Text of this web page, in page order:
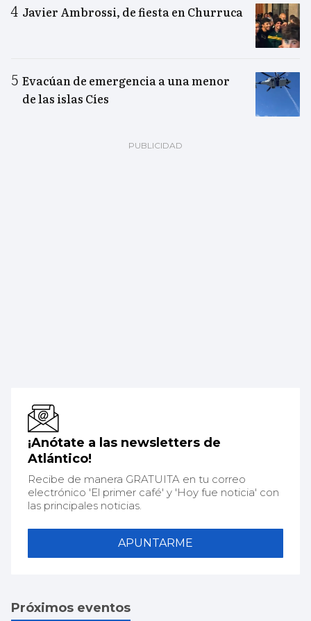
Javier Ambrossi, de fiesta en Churruca
Evacúan de emergencia a una menor
de las islas Cíes
¡Anótate a las newsletters de
Atlántico!
Recibe de manera GRATUITA en tu correo
electrónico 'El primer café' y 'Hoy fue noticia' con
las principales noticias.
APUNTARME
Próximos eventos